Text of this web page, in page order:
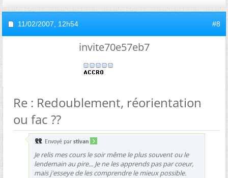
11/02/2007, 12h54 #8
invite70e57eb7
Re : Redoublement, réorientation
ou fac ??
Envoyé par stivan
Je relis mes cours le soir même le plus souvent ou le
lendemain au pire... Je ne les apprends pas par coeur,
mais j'esseye de les comprendre le mieux possible.